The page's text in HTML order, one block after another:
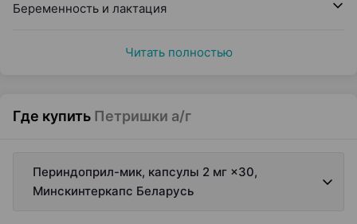
Беременность и лактация
Читать полностью
Где купить Петришки а/г
Периндоприл-мик, капсулы 2 мг ×30,
Минскинтеркапс Беларусь